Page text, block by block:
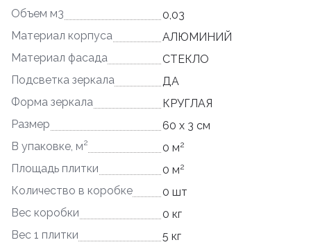
Объем м3
0,03
Материал корпуса
АЛЮМИНИЙ
Материал фасада
СТЕКЛО
Подсветка зеркала
ДА
Форма зеркала
КРУГЛАЯ
Размер
60 x 3 см
В упаковке, м2 0 м2
Площадь плитки 0 м2
Количество в коробке
0 шт
Вес коробки
0 кг
Вес 1 плитки
5 кг